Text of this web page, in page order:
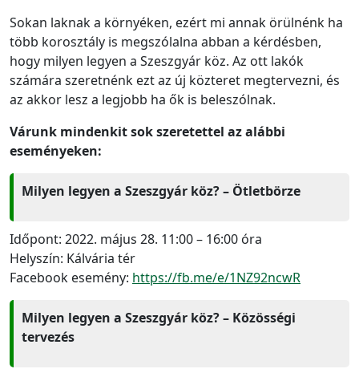
Sokan laknak a környéken, ezért mi annak örülnénk ha
több korosztály is megszólalna abban a kérdésben,
hogy milyen legyen a Szeszgyár köz. Az ott lakók
számára szeretnénk ezt az új közteret megtervezni, és
az akkor lesz a legjobb ha ők is beleszólnak.
Várunk mindenkit sok szeretettel az alábbi
eseményeken:
Milyen legyen a Szeszgyár köz? – Ötletbörze
Időpont: 2022. május 28. 11:00 – 16:00 óra
Helyszín: Kálvária tér
Facebook esemény: https://fb.me/e/1NZ92ncwR
Milyen legyen a Szeszgyár köz? – Közösségi
tervezés